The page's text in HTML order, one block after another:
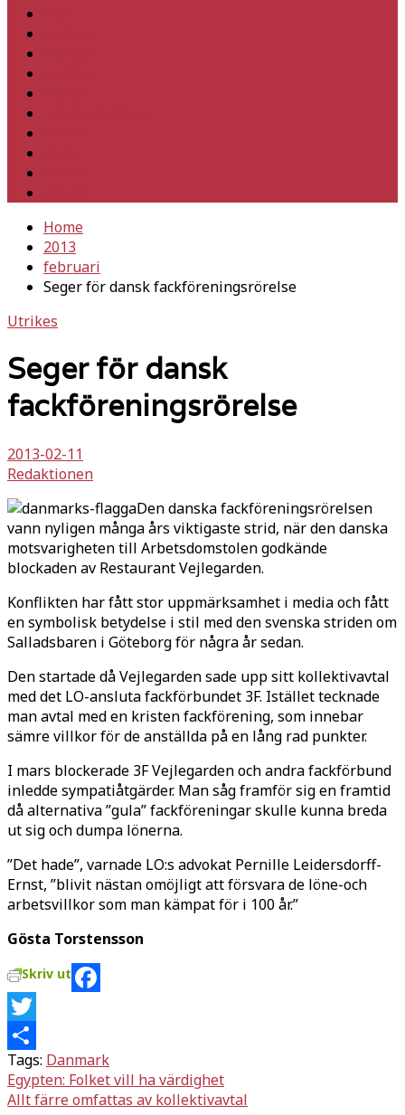
Home
2013
februari
Seger för dansk fackföreningsrörelse
Utrikes
Seger för dansk
fackföreningsrörelse
2013-02-11
Redaktionen
Den danska fackföreningsrörelsen
vann nyligen många års viktigaste strid, när den danska
motsvarigheten till Arbetsdomstolen godkände
blockaden av Restaurant Vejlegarden.
Konflikten har fått stor uppmärksamhet i media och fått
en symbolisk betydelse i stil med den svenska striden om
Salladsbaren i Göteborg för några år sedan.
Den startade då Vejlegarden sade upp sitt kollektivavtal
med det LO-ansluta fackförbundet 3F. Istället tecknade
man avtal med en kristen fackförening, som innebar
sämre villkor för de anställda på en lång rad punkter.
I mars blockerade 3F Vejlegarden och andra fackförbund
inledde sympatiåtgärder. Man såg framför sig en framtid
då alternativa ”gula” fackföreningar skulle kunna breda
ut sig och dumpa lönerna.
”Det hade”, varnade LO:s advokat Pernille Leidersdorff-
Ernst, ”blivit nästan omöjligt att försvara de löne-och
arbetsvillkor som man kämpat för i 100 år.”
Gösta Torstensson
Skriv ut
Facebook
Twitter
Dela
Tags: Danmark
Inläggsnavigering
Egypten: Folket vill ha värdighet
Allt färre omfattas av kollektivavtal